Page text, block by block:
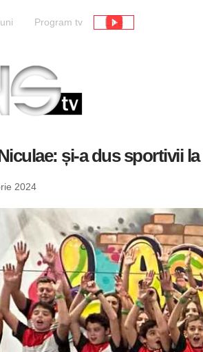
Program tv Live
și-a dus sportivii la
2024